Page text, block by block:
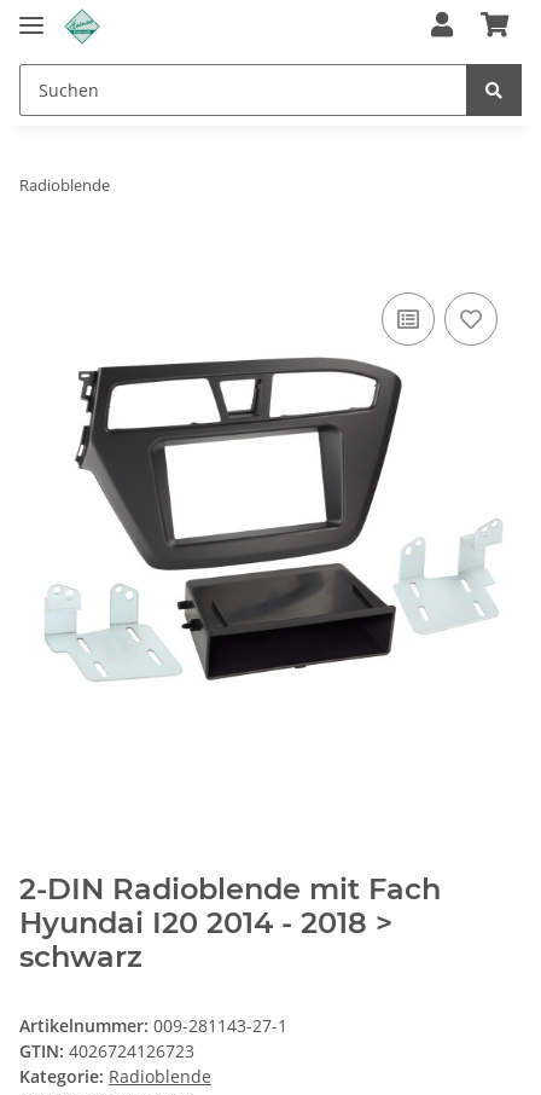
Radioblende
2-DIN Radioblende mit Fach
Hyundai I20 2014 - 2018 >
schwarz
Artikelnummer: 009-281143-27-1
GTIN: 4026724126723
Kategorie: Radioblende